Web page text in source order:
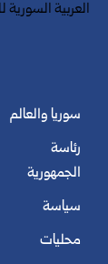
سوريا والعالم
رئاسة
الجمهورية
سياسة
محليات